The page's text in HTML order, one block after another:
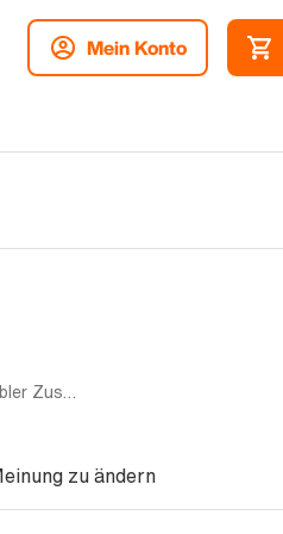
Mein Konto
Dual-SIM | 256GB | Blau | Akzeptabler Zustand
zu ändern